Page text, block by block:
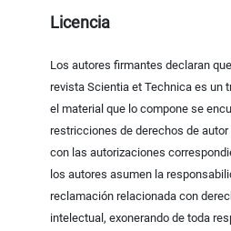
Licencia
Los autores firmantes declaran
revista Scientia et Technica es un
el material que lo compone se
restricciones de derechos de
con las autorizaciones
los autores asumen la
reclamación relacionada con
intelectual, exonerando de toda